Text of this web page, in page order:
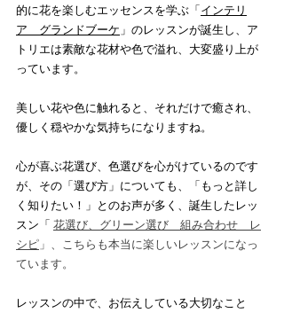
的に花を楽しむエッセンスを学ぶ「インテリ
ア　グランドブーケ 」のレッスンが誕生し、ア
トリエは素敵な花材や色で溢れ、大変盛り上が
っています。
美しい花や色に触れると、それだけで癒され、
優しく穏やかな気持ちになりますね。
心が喜ぶ花選び、色選びを心がけているのです
が、その「選び方」についても、「もっと詳し
く知りたい！」とのお声が多く、誕生したレッ
スン「 花選び、グリーン選び　組み合わせ　レ
シピ 」、こちらも本当に楽しいレッスンになっ
ています。
レッスンの中で、お伝えしている大切なこと